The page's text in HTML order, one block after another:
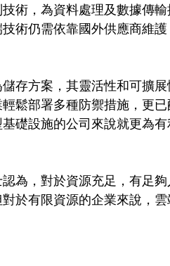
術，為資料處理及數據傳
術仍需依靠國外供應商維
存方案，其靈活性和可擴
鬆部署多種防禦措施，更
礎設施的公司來說就更為
為，對於資源充足，有足
於有限資源的企業來說，